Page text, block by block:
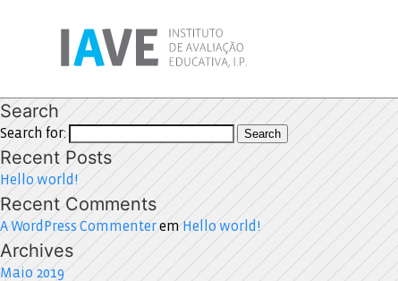
Search
Search for: Search
Recent Posts
Hello world!
Recent Comments
A WordPress Commenterem Hello world!
Archives
Maio 2019